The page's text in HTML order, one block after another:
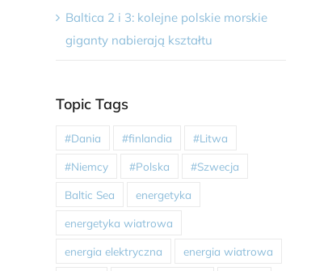
Baltica 2 i 3: kolejne polskie morskie
giganty nabierają kształtu
Topic Tags
#Dania #finlandia #Litwa
#Niemcy #Polska #Szwecja
Baltic Sea energetyka
energetyka wiatrowa
energia elektryczna energia wiatrowa